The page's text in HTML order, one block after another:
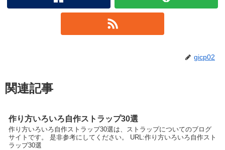
gicp02
関連記事
作り方いろいろ自作ストラップ30選
作り方いろいろ自作ストラップ30選は、ストラップについてのブログ
サイトです。 是非参考にしてください。 URL:作り方いろいろ自作スト
ラップ30選